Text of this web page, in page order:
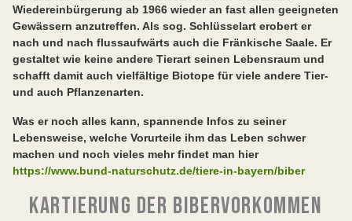
Wiedereinbürgerung ab 1966 wieder an fast allen geeigneten
Gewässern anzutreffen. Als sog. Schlüsselart erobert er
nach und nach flussaufwärts auch die Fränkische Saale. Er
gestaltet wie keine andere Tierart seinen Lebensraum und
schafft damit auch vielfältige Biotope für viele andere Tier-
und auch Pflanzenarten.
Was er noch alles kann, spannende Infos zu seiner
Lebensweise, welche Vorurteile ihm das Leben schwer
machen und noch vieles mehr findet man hier
https://www.bund-naturschutz.de/tiere-in-bayern/biber
KARTIERUNG DER BIBERVORKOMMEN